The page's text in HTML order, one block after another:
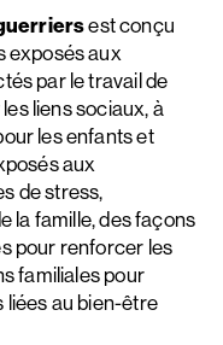
est conçu
exposés aux
par le travail de
liens sociaux, à
les enfants et
aux
de stress,
la famille, des façons
pour renforcer les
familiales pour
au bien-être